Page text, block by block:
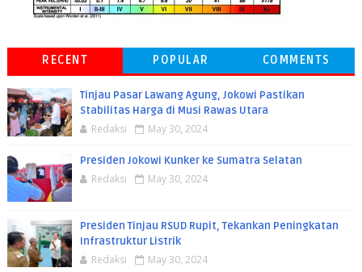
RECENT POPULAR COMMENTS
Tinjau Pasar Lawang Agung, Jokowi Pastikan
Stabilitas Harga di Musi Rawas Utara
Redaksi May 30, 2024
Presiden Jokowi Kunker ke Sumatra Selatan
Redaksi May 30, 2024
Presiden Tinjau RSUD Rupit, Tekankan Peningkatan
Infrastruktur Listrik
Redaksi May 30, 2024